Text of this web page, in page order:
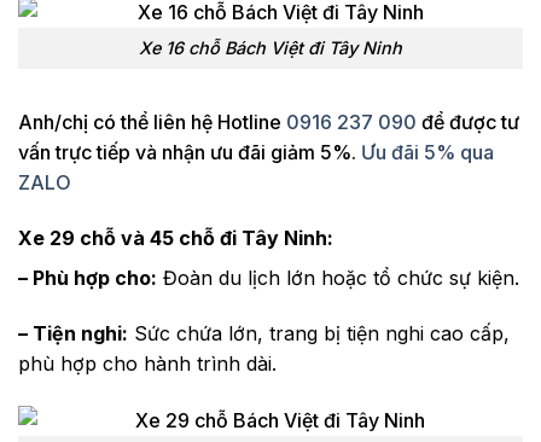
Xe 16 chỗ Bách Việt đi Tây Ninh
Anh/chị có thể liên hệ Hotline 0916 237 090 để được tư
vấn trực tiếp và nhận ưu đãi giảm 5%. Ưu đãi 5% qua
ZALO
Xe 29 chỗ và 45 chỗ đi Tây Ninh:
– Phù hợp cho: Đoàn du lịch lớn hoặc tổ chức sự kiện.
– Tiện nghi: Sức chứa lớn, trang bị tiện nghi cao cấp,
phù hợp cho hành trình dài.